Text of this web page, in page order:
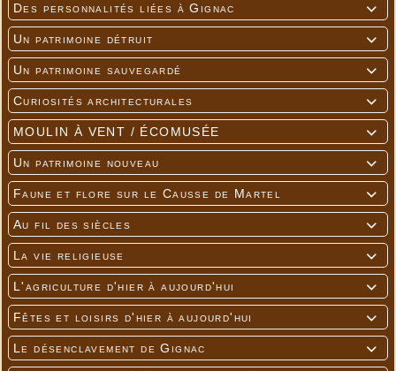

Des personnalités liées à Gignac

Un patrimoine détruit

Un patrimoine sauvegardé

Curiosités architecturales

MOULIN À VENT / ÉCOMUSÉE

Un patrimoine nouveau

Faune et flore sur le Causse de Martel

Au fil des siècles

La vie religieuse

L'agriculture d'hier à aujourd'hui

Fêtes et loisirs d'hier à aujourd'hui

Le désenclavement de Gignac